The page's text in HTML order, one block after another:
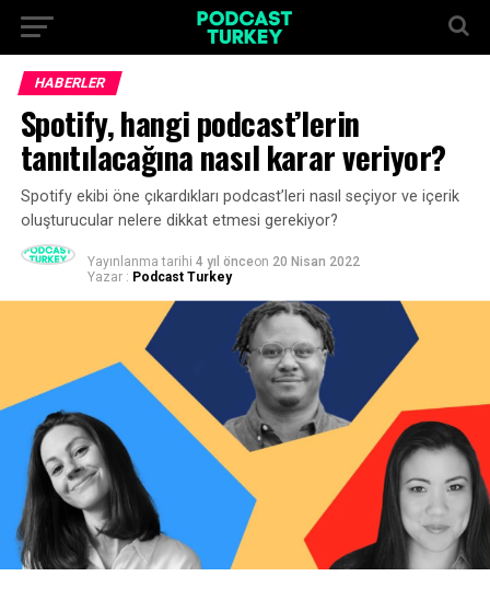
HABERLER
Spotify, hangi podcast’lerin
tanıtılacağına nasıl karar veriyor?
Spotify ekibi öne çıkardıkları podcast’leri nasıl seçiyor ve içerik
oluşturucular nelere dikkat etmesi gerekiyor?
Yayınlanma tarihi 4 yıl önceon 20 Nisan 2022
Yazar : Podcast Turkey